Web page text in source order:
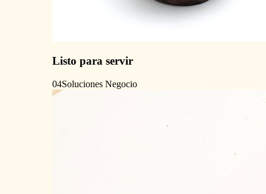
Listo para servir
04Soluciones Negocio